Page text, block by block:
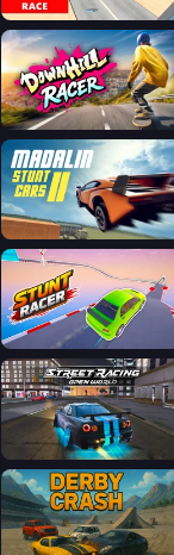
Obstacle Race: Destroying Simulator!
Downhill Racer
Madalin Stunt Cars 2
Stunt Racer